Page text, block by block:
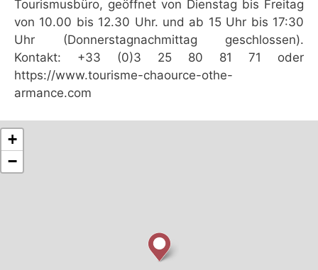
Tourismusbüro, geöffnet von Dienstag bis Freitag
von 10.00 bis 12.30 Uhr. und ab 15 Uhr bis 17:30
Uhr (Donnerstagnachmittag geschlossen).
Kontakt: +33 (0)3 25 80 81 71 oder
https://www.tourisme-chaource-othe-
armance.com
+
−